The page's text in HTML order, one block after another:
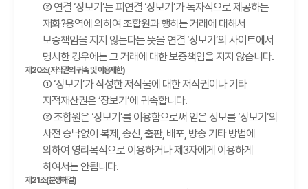
② 연결 ‘장보기’는 피연결 ‘장보기’가 독자적으로 제공하는
재화?용역에 의하여 조합원과 행하는 거래에 대해서
보증책임을 지지 않는다는 뜻을 연결 ‘장보기’의 사이트에서
명시한 경우에는 그 거래에 대한 보증책임을 지지 않습니다.
제20조(저작권의 귀속 및 이용제한)
① ‘장보기’가 작성한 저작물에 대한 저작권이나 기타
지적재산권은 ‘장보기’에 귀속합니다.
② 조합원은 ‘장보기’를 이용함으로써 얻은 정보를 ‘장보기’의
사전 승낙없이 복제, 송신, 출판, 배포, 방송 기타 방법에
의하여 영리목적으로 이용하거나 제3자에게 이용하게
하여서는 안됩니다.
제21조(분쟁해결)